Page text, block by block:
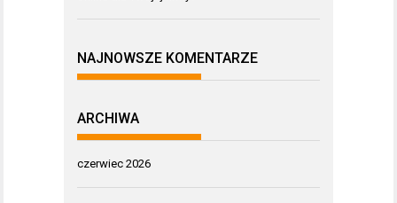
NAJNOWSZE KOMENTARZE
ARCHIWA
czerwiec 2026